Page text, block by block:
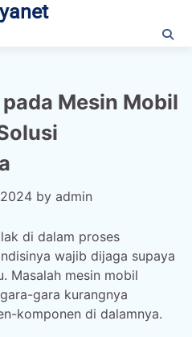
Mesin Mobil
by admin
di dalam proses
wajib dijaga supaya
Masalah mesin mobil
gara kurangnya
komponen di dalamnya.